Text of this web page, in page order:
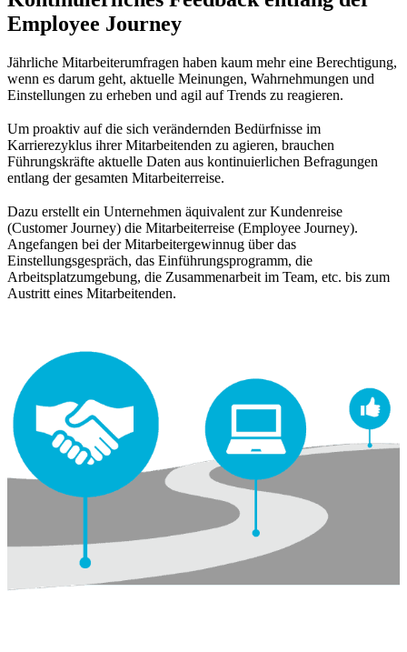
Employee Journey
Jährliche Mitarbeiterumfragen haben kaum mehr eine Berechtigung,
wenn es darum geht, aktuelle Meinungen, Wahrnehmungen und
Einstellungen zu erheben und agil auf Trends zu reagieren.
Um proaktiv auf die sich verändernden Bedürfnisse im
Karrierezyklus ihrer Mitarbeitenden zu agieren, brauchen
Führungskräfte aktuelle Daten aus kontinuierlichen Befragungen
entlang der gesamten Mitarbeiterreise.
Dazu erstellt ein Unternehmen äquivalent zur Kundenreise
(Customer Journey) die Mitarbeiterreise (Employee Journey).
Angefangen bei der Mitarbeitergewinnug über das
Einstellungsgespräch, das Einführungsprogramm, die
Arbeitsplatzumgebung, die Zusammenarbeit im Team, etc. bis zum
Austritt eines Mitarbeitenden.